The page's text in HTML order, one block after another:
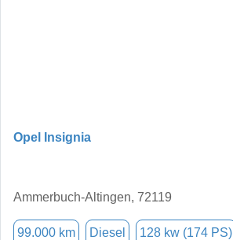
Opel Insignia
Ammerbuch-Altingen, 72119
99.000 km Diesel 128 kw (174 PS)